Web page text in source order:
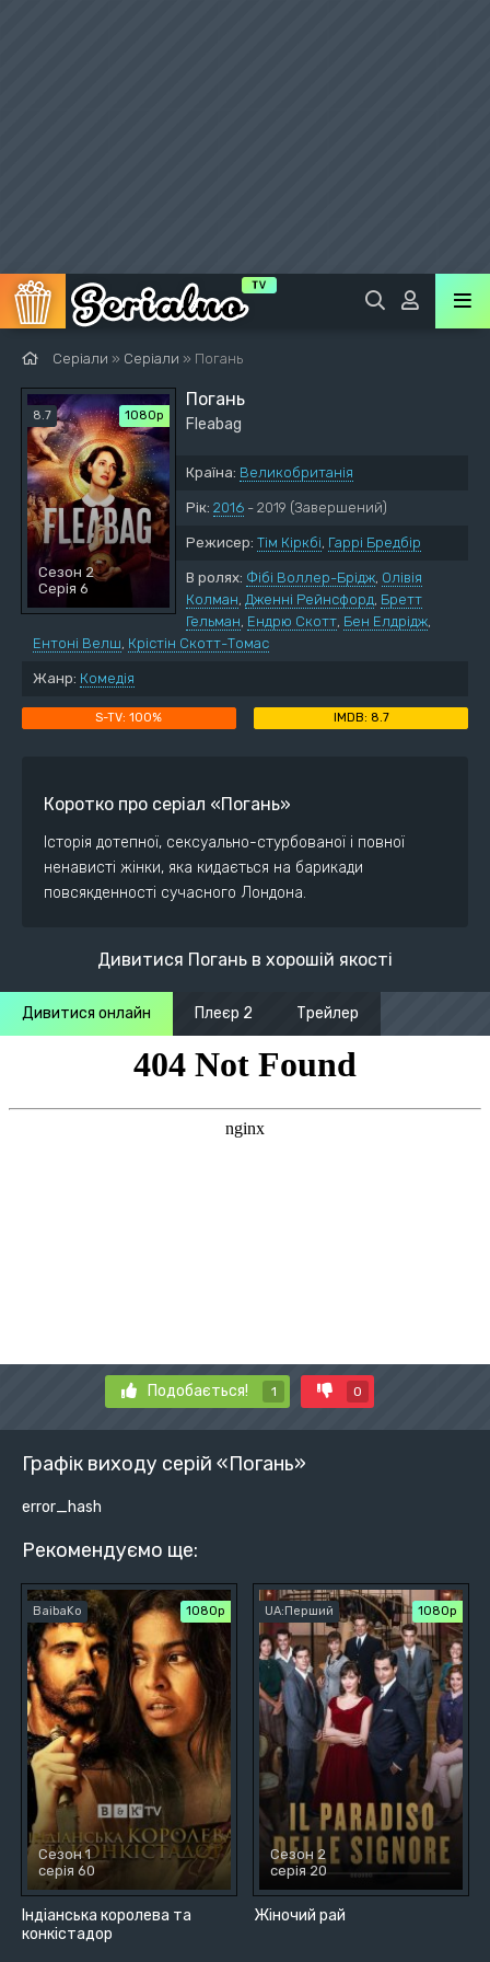
Серіали » Серіали » Погань
8.7 1080p
Сезон 2
Серія 6
Погань
Fleabag
Країна: Великобританія
Рік: 2016 - 2019 (Завершений)
Режисер: Тім Кіркбі, Гаррі Бредбір
В ролях: Фібі Воллер-Брідж, Олівія
Колман, Дженні Рейнсфорд, Бретт
Гельман, Ендрю Скотт, Бен Елдрідж,
Ентоні Велш, Крістін Скотт-Томас
Жанр: Комедія
100% 8.7
Коротко про серіал «Погань»
Історія дотепної, сексуально-стурбованої і повної
ненависті жінки, яка кидається на барикади
повсякденності сучасного Лондона.
Дивитися Погань в хорошій якості
Дивитися онлайн Плеєр 2 Трейлер
Подобається! 1 0
Графік виходу серій «Погань»
error_hash
Рекомендуємо ще:
Індіанська королева та
конкістадор
BaibaKo 1080p
Сезон 1
серія 60
Жіночий рай
UA:Перший 1080p
Сезон 2
серія 20